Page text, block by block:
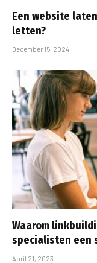
Een website
letten?
December 15, 2024
Waarom
specialisten een
April 21, 2023